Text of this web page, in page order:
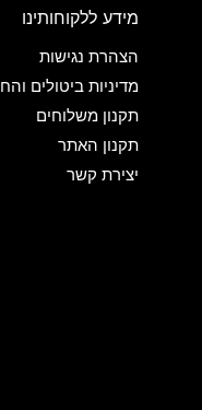
מידע ללקוחותינו
הצהרת נגישות
מדיניות ביטולים
תקנון משלוחים
תקנון האתר
יצירת קשר